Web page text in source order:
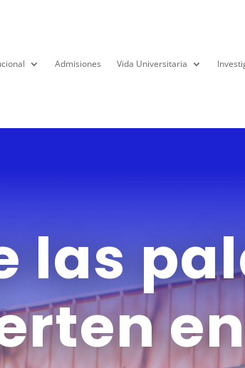
Admisiones Vida Universitaria
las